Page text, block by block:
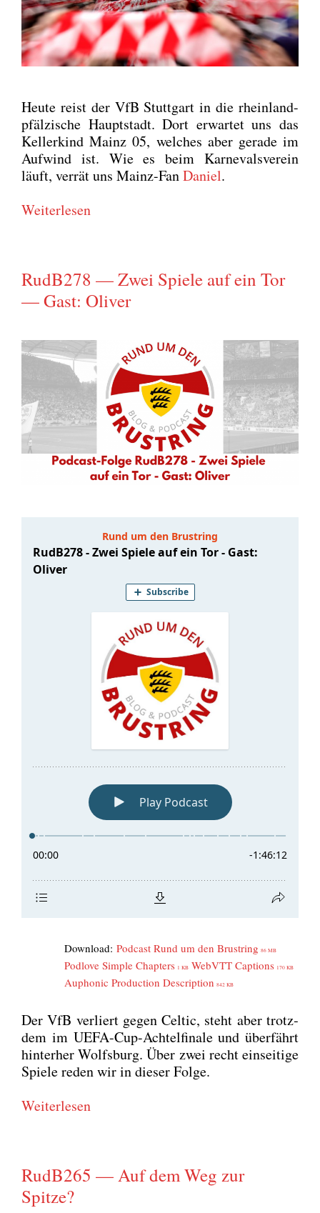
Heu­te reist der VfB Stutt­gart in die rhein­land-
pfäl­zi­sche Haupt­stadt. Dort erwar­tet uns das
Kel­ler­kind Mainz 05, wel­ches aber gera­de im
Auf­wind ist. Wie es beim Kar­ne­vals­ver­ein
läuft, ver­rät uns Mainz-FanDani­el.
Wei­ter­le­sen
RudB278 — Zwei Spiele auf ein Tor
— Gast: Oliver
Down­load: Pod­cast Rund um den Brust­ring 86 MB
Pod­l­ove Simp­le Chap­ters 1 KB WebVTT Cap­ti­ons 170 KB
Aupho­nic Pro­duc­tion Descrip­ti­on 842 KB
Der VfB ver­liert gegen Cel­tic, steht aber trotz­
dem im UEFA-Cup-Ach­tel­fi­na­le und über­fährt
hin­ter­her Wolfs­burg. Über zwei recht ein­sei­ti­ge
Spie­le reden wir in die­ser Fol­ge.
Wei­ter­le­sen
RudB265 — Auf dem Weg zur
Spitze?